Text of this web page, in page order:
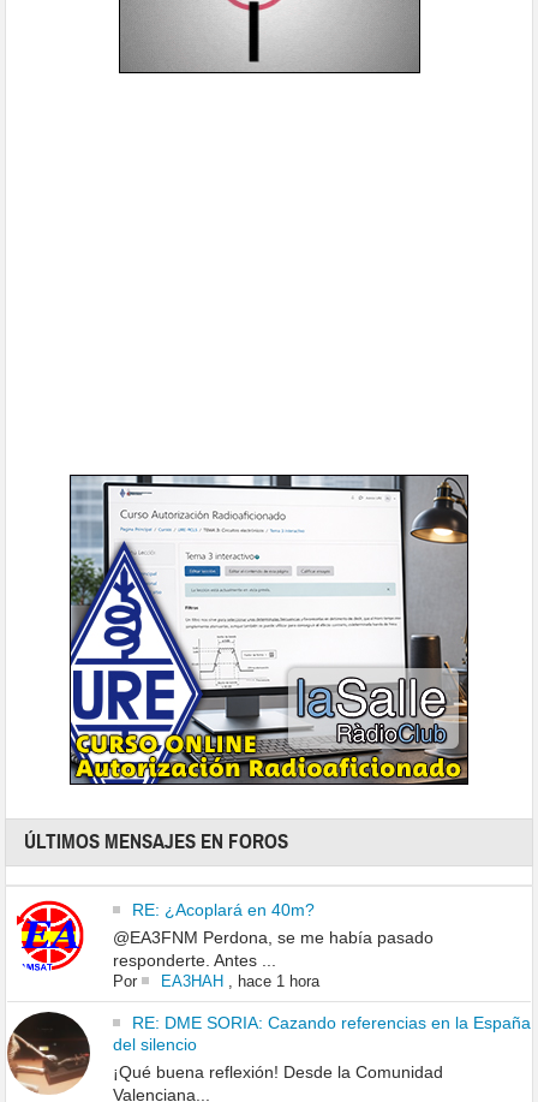
ÚLTIMOS MENSAJES EN FOROS
RE: ¿Acoplará en 40m?
@EA3FNM Perdona, se me había pasado
responderte. Antes ...
Por EA3HAH, hace 1 hora
RE: DME SORIA: Cazando referencias en la España
del silencio
¡Qué buena reflexión! Desde la Comunidad
Valenciana...